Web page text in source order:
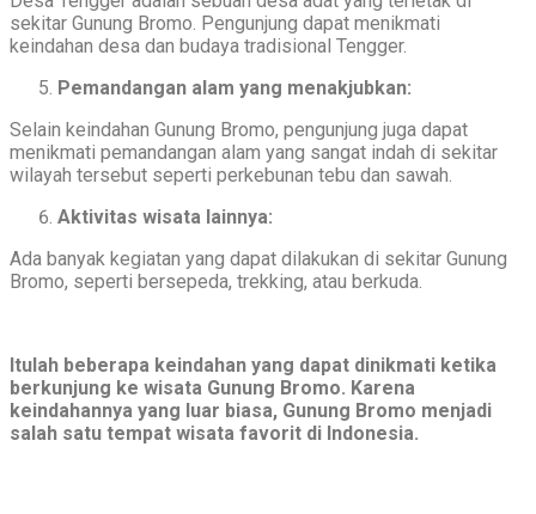
sekitar Gunung Bromo. Pengunjung dapat menikmati
keindahan desa dan budaya tradisional Tengger.
Pemandangan alam yang menakjubkan:
Selain keindahan Gunung Bromo, pengunjung juga dapat
menikmati pemandangan alam yang sangat indah di sekitar
wilayah tersebut seperti perkebunan tebu dan sawah.
Aktivitas wisata lainnya:
Ada banyak kegiatan yang dapat dilakukan di sekitar Gunung
Bromo, seperti bersepeda, trekking, atau berkuda.
Itulah beberapa keindahan yang dapat dinikmati ketika
berkunjung ke wisata Gunung Bromo. Karena
keindahannya yang luar biasa, Gunung Bromo menjadi
salah satu tempat wisata favorit di Indonesia.